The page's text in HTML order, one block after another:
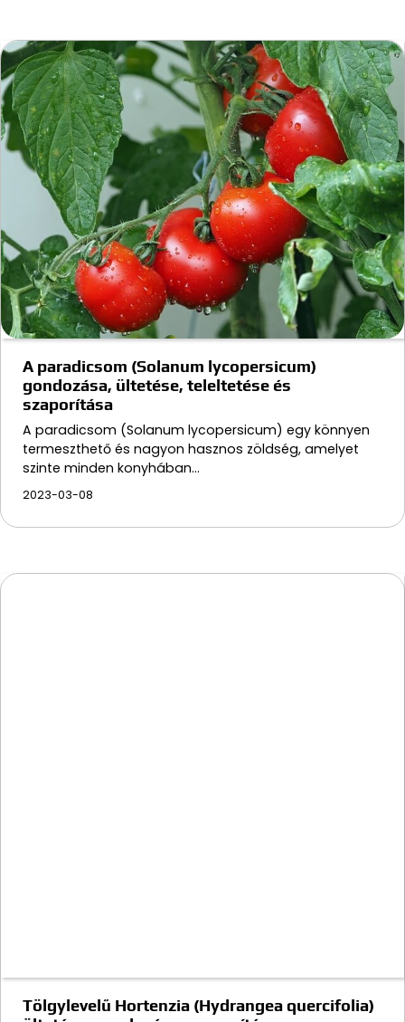
A paradicsom (Solanum lycopersicum)
gondozása, ültetése, teleltetése és
szaporítása
A paradicsom (Solanum lycopersicum) egy könnyen
termeszthető és nagyon hasznos zöldség, amelyet
szinte minden konyhában…
2023-03-08
2024-05-01